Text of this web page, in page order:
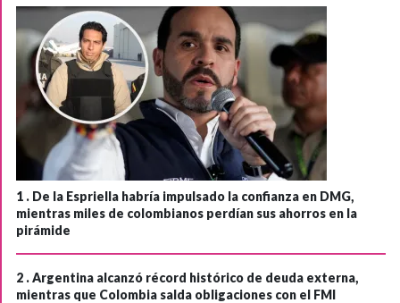
1 . De la Espriella habría impulsado la confianza en DMG,
mientras miles de colombianos perdían sus ahorros en la
pirámide
2 .Argentina alcanzó récord histórico de deuda externa,
mientras que Colombia salda obligaciones con el FMI